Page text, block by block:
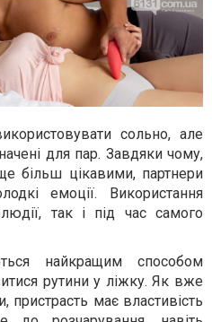
сольно, але
для пар. Завдяки чому,
ще більш цікавими, партнери
емоції. Використання
так і під час самого
найкращим способом
рутини у ліжку. Як вже
пристрасть має властивість